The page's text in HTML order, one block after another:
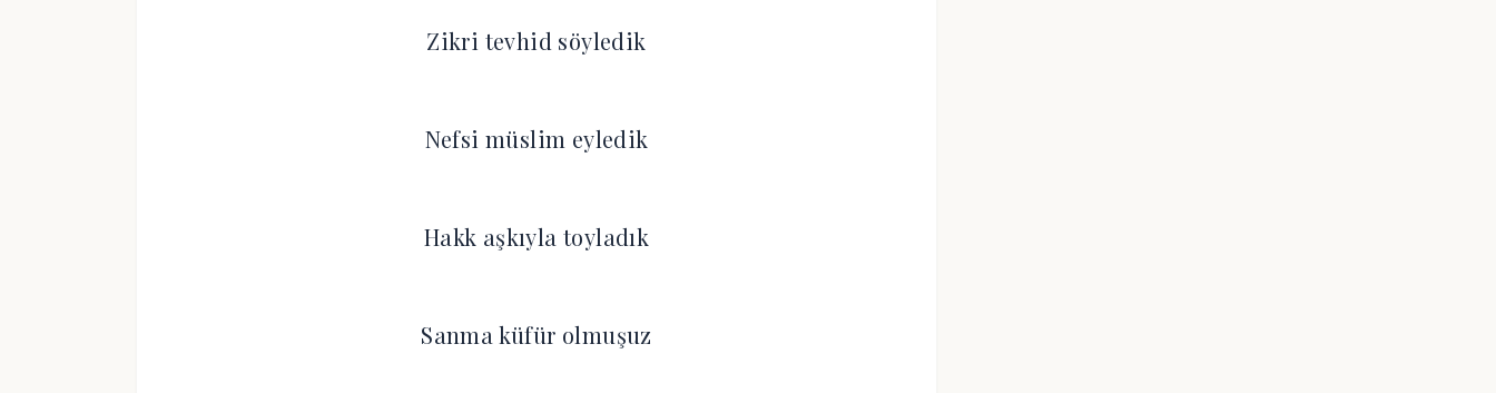
Zikri tevhid söyledik
Nefsi müslim eyledik
Hakk aşkıyla toyladık
Sanma küfür olmuşuz